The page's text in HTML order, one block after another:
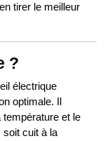
tirer le meilleur
?
électrique
optimale. Il
et le
soit cuit à la